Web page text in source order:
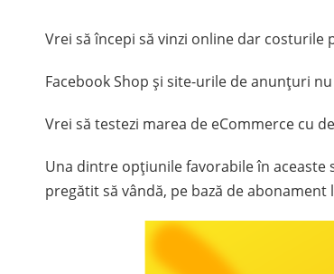
Vrei să începi să vinzi online dar
Facebook Shop și site-urile de anunțuri
Vrei să testezi marea de eCommerce cu
Una dintre opțiunile favorabile în aceaste
pregătit să vândă, pe bază de abonament